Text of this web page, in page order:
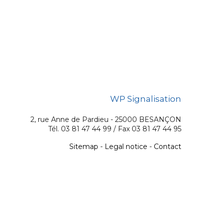
WP Signalisation
2, rue Anne de Pardieu - 25000 BESANÇON
Tél. 03 81 47 44 99 / Fax 03 81 47 44 95
Sitemap - Legal notice - Contact